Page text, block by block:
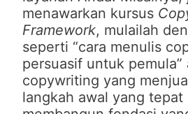
menawarkan kursus
Framework, mulailah
seperti “cara menulis
persuasif untuk pemula”
copywriting yang
langkah awal yang tepat